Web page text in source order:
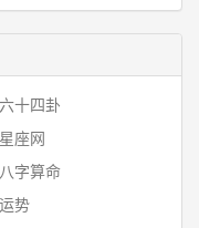
十四卦
座网
字算命
势